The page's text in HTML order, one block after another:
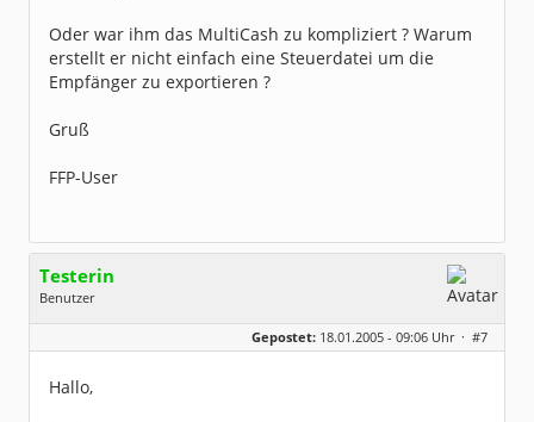
Oder war ihm das MultiCash zu kompliziert ? Warum
erstellt er nicht einfach eine Steuerdatei um die
Empfänger zu exportieren ?
Gruß
FFP-User
Testerin
Benutzer
Geschlecht:
keine Angabe
Dabei seit:
06 / 2004
Gepostet: 18.01.2005 - 09:06 Uhr · #7
Hallo,